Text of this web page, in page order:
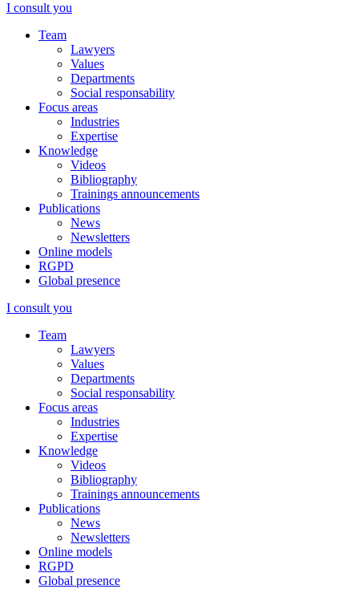
I consult you
Team
Lawyers
Values
Departments
Social responsability
Focus areas
Industries
Expertise
Knowledge
Videos
Bibliography
Trainings announcements
Publications
News
Newsletters
Online models
RGPD
Global presence
I consult you
Team
Lawyers
Values
Departments
Social responsability
Focus areas
Industries
Expertise
Knowledge
Videos
Bibliography
Trainings announcements
Publications
News
Newsletters
Online models
RGPD
Global presence